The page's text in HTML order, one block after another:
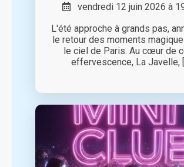
vendredi 12 juin 2026 à
L'été approche à grands pas,
le retour des moments
le ciel de Paris. Au cœur de
effervescence, La Javelle,